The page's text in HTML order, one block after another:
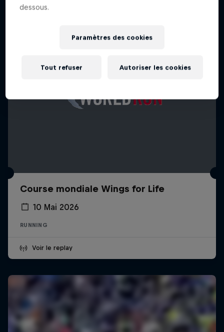
Course mondiale Wings for Life
10 Mai 2026
RUNNING
Voir le replay
dessous.
Paramètres des cookies
Tout refuser Autoriser les cookies